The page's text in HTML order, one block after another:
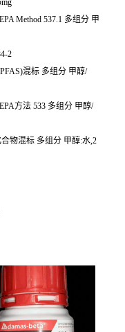
Method 537.1 多组分 甲
2
混标 多组分 甲醇/
方法 533 多组分 甲醇/
物混标 多组分 甲醇:水,2